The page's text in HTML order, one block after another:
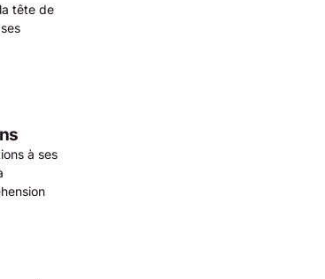
tête de
à ses